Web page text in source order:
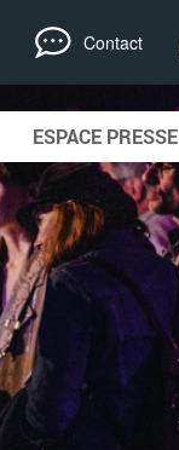
Contact
ESPACE PRESSE